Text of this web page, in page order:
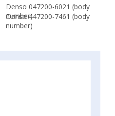
Denso 047200-6021 (body
number)
Denso 447200-7461 (body
number)